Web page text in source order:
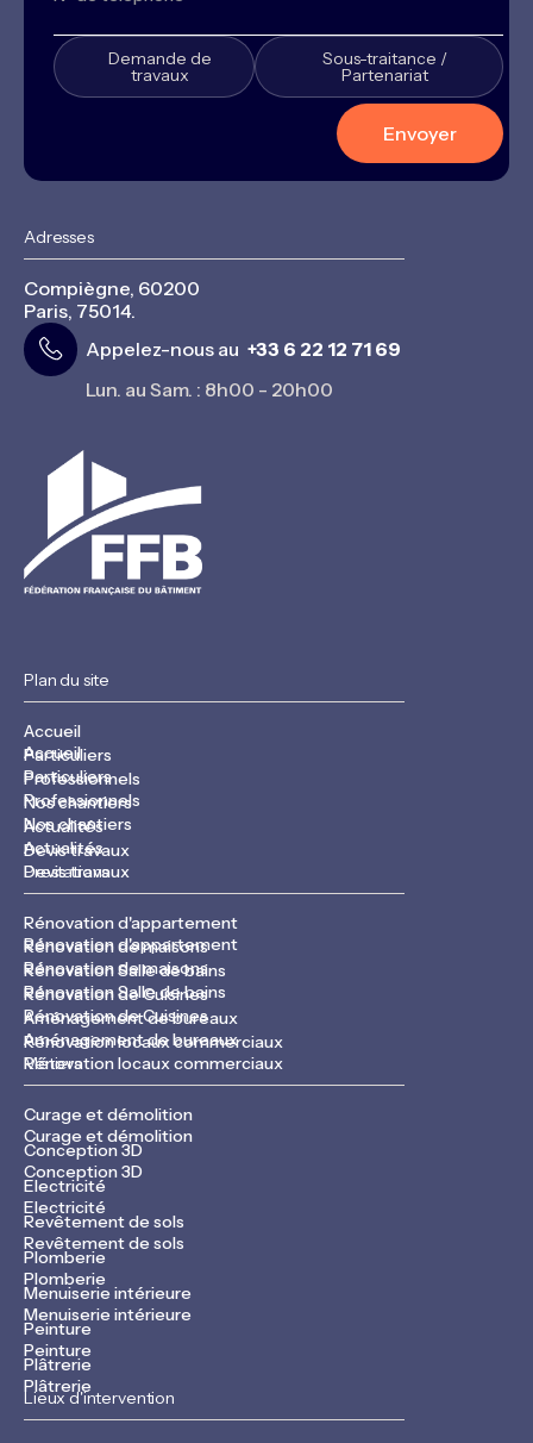
Demande de
travaux
Sous-traitance /
Partenariat
Plan du site
Accueil
Accueil
Particuliers
Particuliers
Professionnels
Professionnels
Nos chantiers
Nos chantiers
Actualités
Actualités
Devis travaux
Devis travaux
Prestations
Rénovation d'appartement
Rénovation d'appartement
Rénovation de maisons
Rénovation de maisons
Rénovation Salle de bains
Rénovation Salle de bains
Rénovation de Cuisines
Rénovation de Cuisines
Aménagement de bureaux
Aménagement de bureaux
Rénovation locaux commerciaux
Rénovation locaux commerciaux
Métiers
Curage et démolition
Curage et démolition
Conception 3D
Conception 3D
Electricité
Electricité
Revêtement de sols
Revêtement de sols
Plomberie
Plomberie
Menuiserie intérieure
Menuiserie intérieure
Peinture
Peinture
Plâtrerie
Plâtrerie
Lieux d'intervention
Adresses
Compiègne, 60200
Paris, 75014.
Appelez-nous au +33 6 22 12 71 69
Lun. au Sam. : 8h00 - 20h00